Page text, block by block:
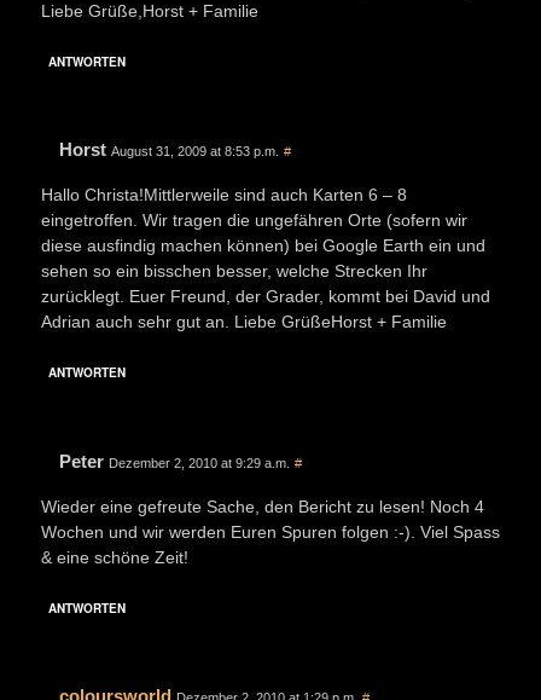
Liebe Grüße,Horst + Familie
ANTWORTEN
Horst August 31, 2009 at 8:53 p.m. #
Hallo Christa!Mittlerweile sind auch Karten 6 – 8
eingetroffen. Wir tragen die ungefähren Orte (sofern wir
diese ausfindig machen können) bei Google Earth ein und
sehen so ein bisschen besser, welche Strecken Ihr
zurücklegt. Euer Freund, der Grader, kommt bei David und
Adrian auch sehr gut an. Liebe GrüßeHorst + Familie
ANTWORTEN
Peter Dezember 2, 2010 at 9:29 a.m. #
Wieder eine gefreute Sache, den Bericht zu lesen! Noch 4
Wochen und wir werden Euren Spuren folgen :-). Viel Spass
& eine schöne Zeit!
ANTWORTEN